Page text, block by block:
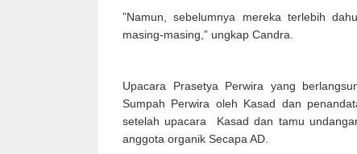
”Namun, sebelumnya mereka terlebih
masing-masing,” ungkap Candra.
Upacara Prasetya Perwira yang
Sumpah Perwira oleh Kasad dan
setelah upacara Kasad dan tamu
anggota organik Secapa AD.